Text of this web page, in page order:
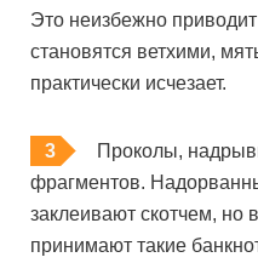
Это неизбежно приводит
становятся ветхими,
практически исчезает.
Проколы,
фрагментов.
заклеивают скотчем, но
принимают такие